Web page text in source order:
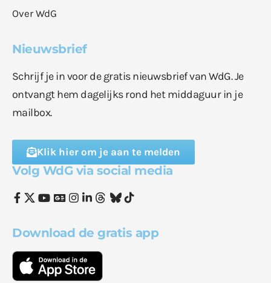
Over WdG
Nieuwsbrief
Schrijf je in voor de gratis nieuwsbrief van WdG. Je
ontvangt hem dagelijks rond het middaguur in je
mailbox.
Klik hier om je aan te melden
Volg WdG via social media
Download de gratis app